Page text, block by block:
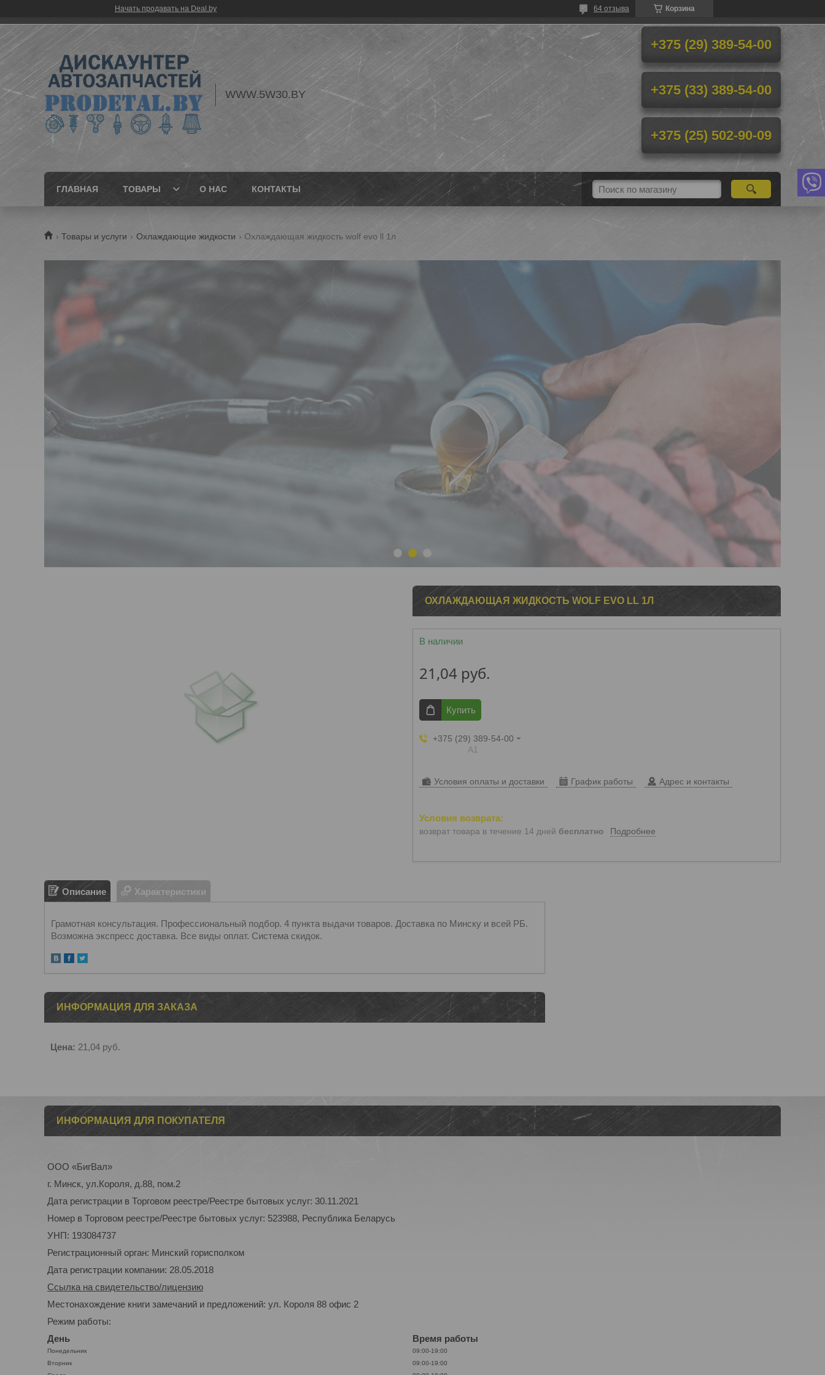
Начать продавать на Deal.by Корзина
64 отзыва
WWW.5W30.BY
+375 (29) 389-54-00
+375 (33) 389-54-00
+375 (25) 502-90-09
ГЛАВНАЯ ТОВАРЫ О НАС КОНТАКТЫ
Товары и услуги Охлаждающие жидкости Охлаждающая жидкость wolf evo ll 1л
ОХЛАЖДАЮЩАЯ ЖИДКОСТЬ WOLF EVO LL 1Л
В наличии
21,04 руб.
Купить
+375 (29) 389-54-00
А1
Условия оплаты и доставки График работы Адрес и контакты
возврат товара в течение 14 дней бесплатно Подробнее
Описание Характеристики
Грамотная консультация. Профессиональный подбор. 4 пункта выдачи товаров. Доставка по Минску и всей РБ.
Возможна экспресс доставка. Все виды оплат. Система скидок.
ИНФОРМАЦИЯ ДЛЯ ЗАКАЗА
Цена: 21,04 руб.
ИНФОРМАЦИЯ ДЛЯ ПОКУПАТЕЛЯ
ООО «БигВал»
г. Минск, ул.Короля, д.88, пом.2
Дата регистрации в Торговом реестре/Реестре бытовых услуг: 30.11.2021
Номер в Торговом реестре/Реестре бытовых услуг: 523988, Республика Беларусь
УНП: 193084737
Регистрационный орган: Минский горисполком
Дата регистрации компании: 28.05.2018
Ссылка на свидетельство/лицензию
Местонахождение книги замечаний и предложений: ул. Короля 88 офис 2
Режим работы:
День
Время работы
Понедельник
09:00-19:00
Вторник
09:00-19:00